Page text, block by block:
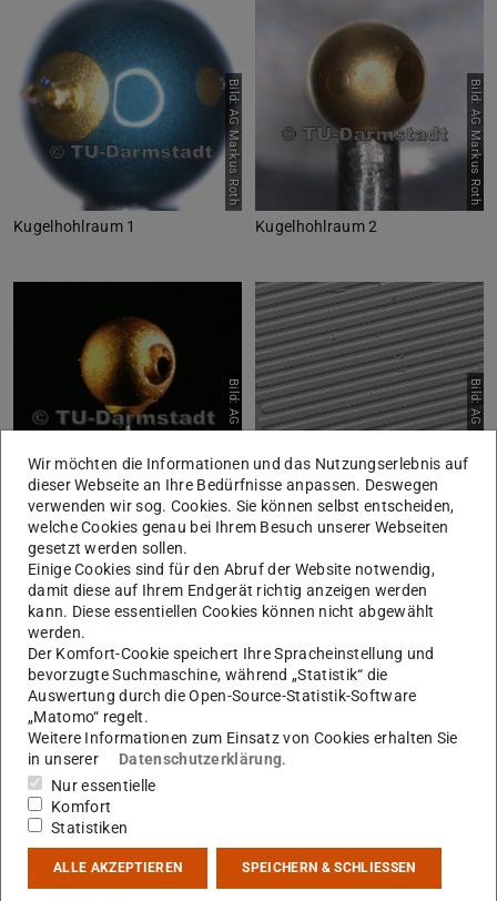
Bild: AG Markus Roth
Kugelhohlraum 1
Bild: AG Markus Roth
Kugelhohlraum 2
Bild: AG Markus Roth
Kugelhohlraum 3
Bild: AG Markus Roth
Strukturierte Folie 1
Bild: AG Markus Roth
Strukturierte Folie 2
Wir möchten die Informationen und das Nutzungserlebnis auf
dieser Webseite an Ihre Bedürfnisse anpassen. Deswegen
verwenden wir sog. Cookies. Sie können selbst entscheiden,
welche Cookies genau bei Ihrem Besuch unserer Webseiten
gesetzt werden sollen.
Einige Cookies sind für den Abruf der Website notwendig,
damit diese auf Ihrem Endgerät richtig anzeigen werden
kann. Diese essentiellen Cookies können nicht abgewählt
werden.
Der Komfort-Cookie speichert Ihre Spracheinstellung und
bevorzugte Suchmaschine, während „Statistik“ die
Auswertung durch die Open-Source-Statistik-Software
„Matomo“ regelt.
Weitere Informationen zum Einsatz von Cookies erhalten Sie
in unserer
Datenschutzerklärung.
Nur essentielle
Komfort
Statistiken
ALLE AKZEPTIEREN SPEICHERN & SCHLIESSEN